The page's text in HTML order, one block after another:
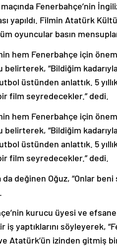
Fenerbahçe’nin
yapıldı. Filmin Atatürk
oyuncular basın
hem Fenerbahçe için önem
belirterek, “Bildiğim
üstünden anlattık. 5
film seyredecekler.” dedi.
hem Fenerbahçe için önem
belirterek, “Bildiğim
üstünden anlattık. 5
film seyredecekler.” dedi.
değinen Oğuz, “Onlar
kurucu üyesi ve
yaptıklarını söyleyerek,
Atatürk’ün izinden gitmiş